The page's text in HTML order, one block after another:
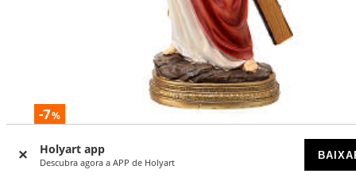
Holyart app
Descubra agora a APP de Holyart
-7%
Jesus cai com a cruz subida ao Calvário resina pintada 30